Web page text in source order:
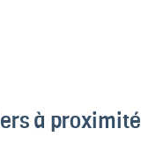
à proximité